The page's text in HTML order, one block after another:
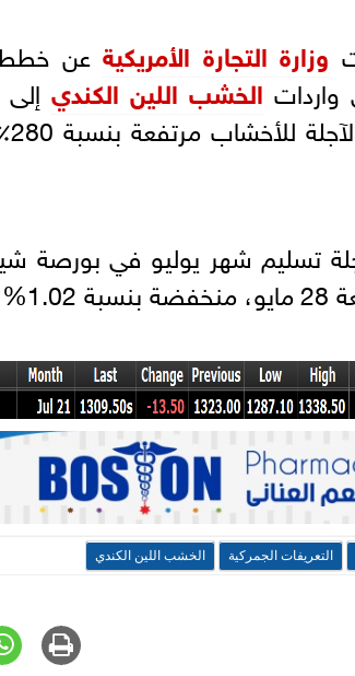
وزارة التجارة الأمريكيةعن
الخشب اللين الكندي
تسليم شهر يوليو في بورصة
التعريفات الجمركية الخشب اللين الكندي